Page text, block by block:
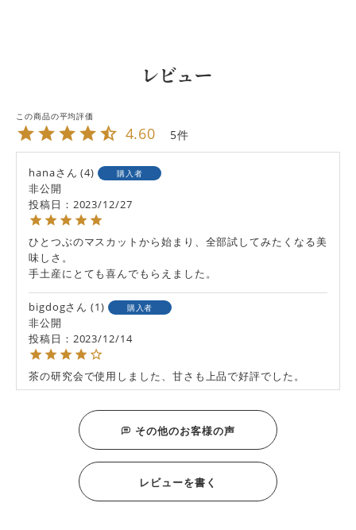
レビュー
4.60 5
hana 4 購入者
非公開
投稿日
2023/12/27
ひとつぶのマスカットから始まり、全部試してみたくなる美
味しさ。
手土産にとても喜んでもらえました。
bigdog 1 購入者
非公開
投稿日
2023/12/14
茶の研究会で使用しました、甘さも上品で好評でした。
1 購入者
50代
2023/11/18
初めて購入しました。本当に美味しかったです。ぶどうの
瑞々しさを損なう事なくこの仕上がり！人様に安心してお勧
その他のお客様の声
レビューを書く